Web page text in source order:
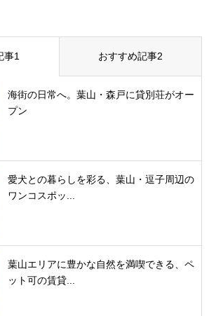
事1 おすすめ記事2
海街の日常へ。葉山・森戸に貸別荘がオー
プン
愛犬との暮らしを彩る、葉山・逗子周辺の
ワンコスポッ...
葉山エリアに豊かな自然を満喫できる、ペ
ット可の賃貸...